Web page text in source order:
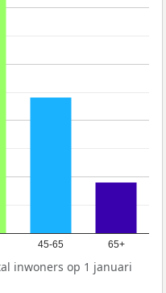
45-65 65+
inwoners op 1 januari